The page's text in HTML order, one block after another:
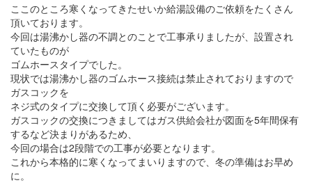
ここのところ寒くなってきたせいか給湯設備のご依頼をたくさん
頂いております。
今回は湯沸かし器の不調とのことで工事承りましたが、設置され
ていたものが
ゴムホースタイプでした。
現状では湯沸かし器のゴムホース接続は禁止されておりますので
ガスコックを
ネジ式のタイプに交換して頂く必要がございます。
ガスコックの交換につきましてはガス供給会社が図面を5年間保有
するなど決まりがあるため、
今回の場合は2段階での工事が必要となります。
これから本格的に寒くなってまいりますので、冬の準備はお早め
に。